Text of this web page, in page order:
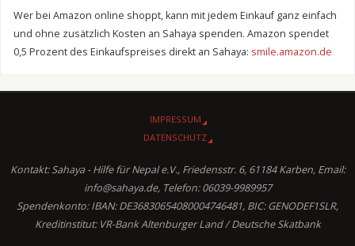
Wer bei Amazon online shoppt, kann mit jedem Einkauf ganz einfach
und ohne zusätzlich Kosten an Sahaya spenden. Amazon spendet
0,5 Prozent des Einkaufspreises direkt an Sahaya: smile.amazon.de
IMPRESSUM
DATENSCHUTZ
Kontakt: Sahaya - Hilfe für Nepal e.V., Friedensstr. 6, 61184 Karben, Email:
info@sahaya.de, Telefon: 06039-9989957
Spendenkonto: IBAN: DE36830654080004746481, BIC: GENODEF1SLR,
Kreditinstitut: VR-Bank Altenburger Land / Deutsche Skatbank